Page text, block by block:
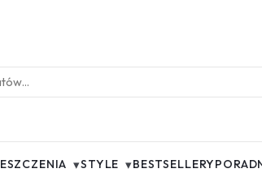
▾STYLE ▾BESTSELLERY